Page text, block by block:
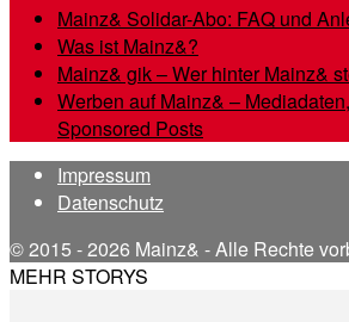
Mainz& Solidar-Abo: FAQ und
Was ist Mainz&?
Mainz& gik – Wer hinter Mainz&
Werben auf Mainz& –
Sponsored Posts
Impressum
Datenschutz
© 2015 - 2026 Mainz& - Alle Rechte
MEHR STORYS